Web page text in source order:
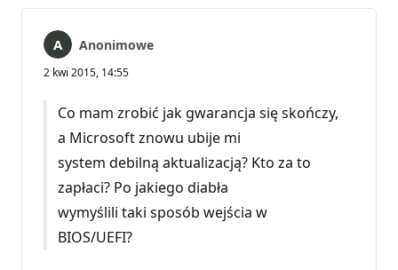
Anonimowe
2 kwi 2015, 14:55
Co mam zrobić jak gwarancja się skończy,
a Microsoft znowu ubije mi
system debilną aktualizacją? Kto za to
zapłaci? Po jakiego diabła
wymyślili taki sposób wejścia w
BIOS/UEFI?